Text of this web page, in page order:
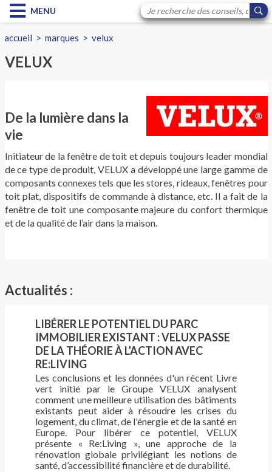
MENU
accueil >marques >velux
VELUX
De la lumière dans la
vie
Initiateur de la fenêtre de toit et depuis toujours leader mondial
de ce type de produit, VELUX a développé une large gamme de
composants connexes tels que les stores, rideaux, fenêtres pour
toit plat, dispositifs de commande à distance, etc. Il a fait de la
fenêtre de toit une composante majeure du confort thermique
et de la qualité de l’air dans la maison.
Actualités :
LIBÉRER LE POTENTIEL DU PARC
IMMOBILIER EXISTANT : VELUX PASSE
DE LA THÉORIE À L’ACTION AVEC
RE:LIVING
Les conclusions et les données d'un récent Livre
vert initié par le Groupe VELUX analysent
comment une meilleure utilisation des bâtiments
existants peut aider à résoudre les crises du
logement, du climat, de l'énergie et de la santé en
Europe. Pour libérer ce potentiel, VELUX
présente « Re:Living », une approche de la
rénovation globale privilégiant les notions de
santé, d’accessibilité financière et de durabilité.